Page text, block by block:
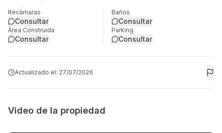
Recámaras
Consultar
Baños
Consultar
Área Construida
Consultar
Parking
Consultar
Actualizado el: 27/07/2026
Video de la propiedad